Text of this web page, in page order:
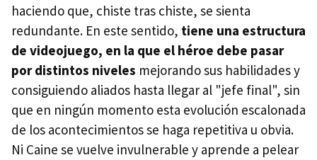
haciendo que, chiste tras chiste, se sienta
redundante. En este sentido, tiene una estructura
de videojuego, en la que el héroe debe pasar
por distintos niveles mejorando sus habilidades y
consiguiendo aliados hasta llegar al "jefe final", sin
que en ningún momento esta evolución escalonada
de los acontecimientos se haga repetitiva u obvia.
Ni Caine se vuelve invulnerable y aprende a pelear